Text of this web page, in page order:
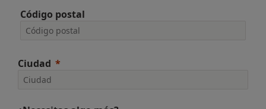
Código postal
Ciudad